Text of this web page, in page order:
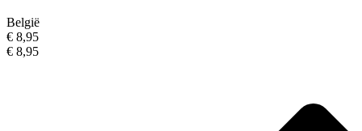
België
€ 8,95
€ 8,95